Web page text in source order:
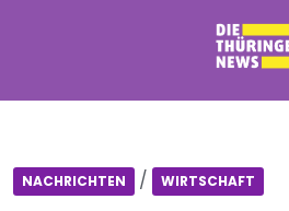
NACHRICHTEN / WIRTSCHAFT